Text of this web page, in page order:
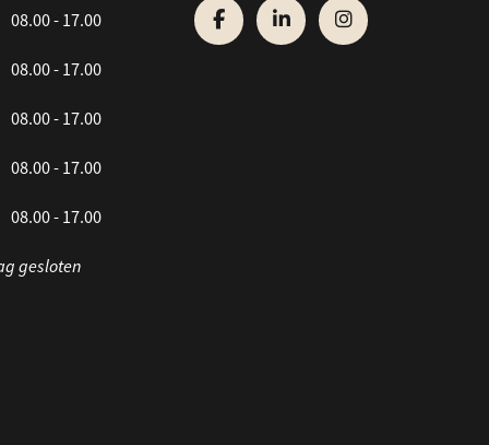
08.00 - 17.00
08.00 - 17.00
08.00 - 17.00
08.00 - 17.00
08.00 - 17.00
gesloten